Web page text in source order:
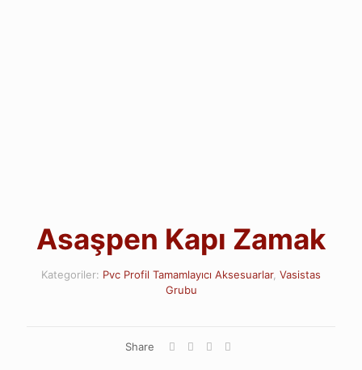
Asaşpen Kapı Zamak
Kategoriler: Pvc Profil Tamamlayıcı Aksesuarlar, Vasistas
Grubu
Share